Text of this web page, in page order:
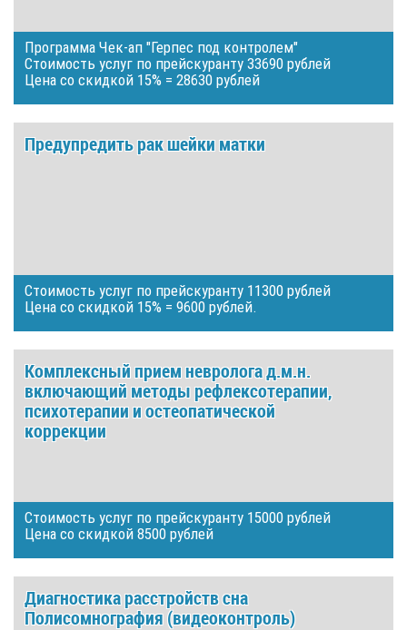
Программа Чек-ап "Герпес под контролем"
Стоимость услуг по прейскуранту 33690 рублей
Цена со скидкой 15% = 28630 рублей
Предупредить рак шейки матки
Стоимость услуг по прейскуранту 11300 рублей
Цена со скидкой 15% = 9600 рублей.
Комплексный прием невролога д.м.н.
включающий методы рефлексотерапии,
психотерапии и остеопатической
коррекции
Стоимость услуг по прейскуранту 15000 рублей
Цена со скидкой 8500 рублей
Диагностика расстройств сна
Полисомнография (видеоконтроль)